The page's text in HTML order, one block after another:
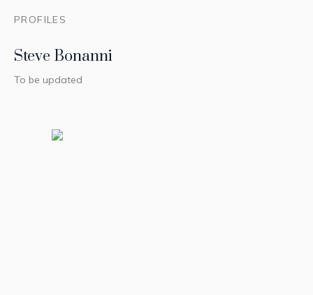
PROFILES
Steve Bonanni
To be updated